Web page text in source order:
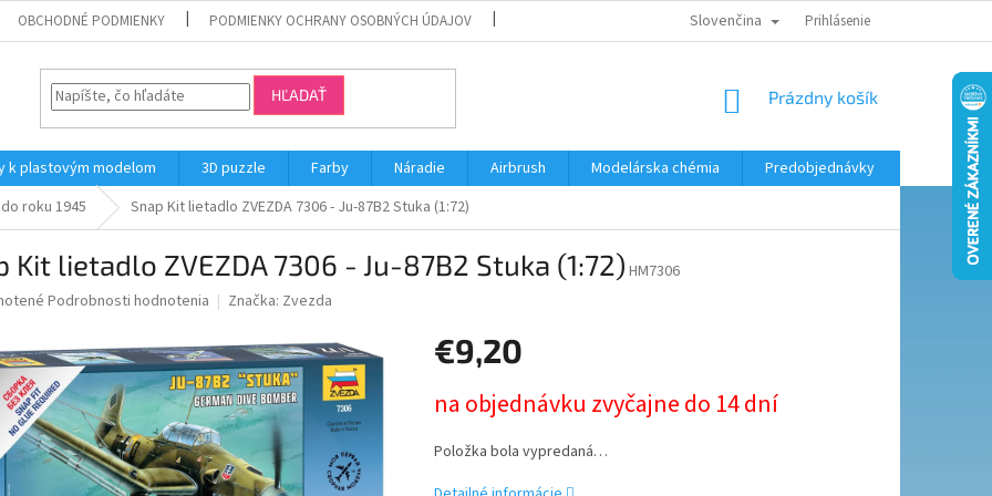
OBCHODNÉ PODMIENKY PODMIENKY OCHRANY OSOBNÝCH ÚDAJOV MODELÁRSKY KRÚŽOK
Slovenčina Prihlásenie
HĽADAŤ
NÁKUPNÝ
Prázdny košík
k plastovým modelom 3D puzzle Farby Náradie Airbrush Modelárska chémia
Predobjednávky
roku 1945 Snap Kit lietadlo ZVEZDA 7306 - Ju-87B2 Stuka (1:72)
Kit lietadlo ZVEZDA 7306 - Ju-87B2 Stuka (1:72) HM7306
Podrobnosti hodnotenia Značka: Zvezda
€9,20
cena:
na objednávku zvyčajne do 14 dní
Položka bola vypredaná…